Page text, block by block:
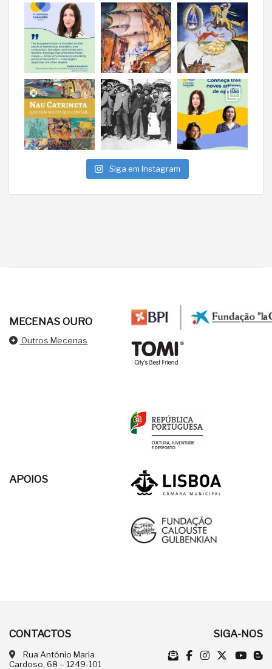
Siga em Instagram
MECENAS OURO
Outros Mecenas
APOIOS
CONTACTOS
Rua António Maria
Cardoso, 68 – 1249-101
SIGA-NOS